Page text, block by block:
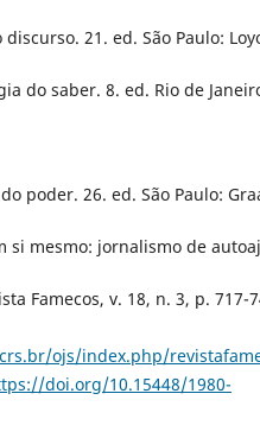
21. ed. São Paulo:
do saber. 8. ed. Rio de
poder. 26. ed. São Paulo:
si mesmo: jornalismo de
Famecos, v. 18, n. 3, p. 717-
ojs/index.php/
doi.org/10.15448/1980-